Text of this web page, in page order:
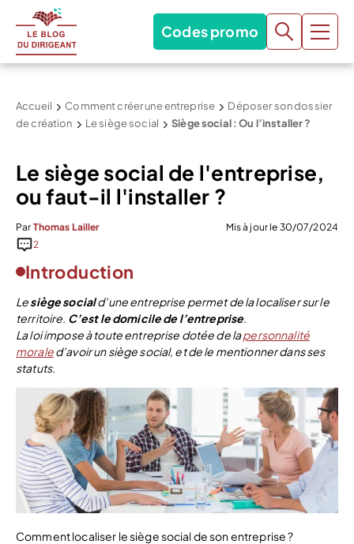
Codes promo
Accueil Comment créer une entreprise
Déposer son dossier
de création
Le siège social Siège social : Ou l’installer ?
Le siège social de l'entreprise,
ou faut-il l'installer ?
Par Thomas Lailler
Mis à jour le 30/07/2024
2
Introduction
Lesiège sociald’une entreprise permet de la localiser sur le
territoire. C’est le domicile de l’entreprise.
La loi impose à toute entreprise dotée de lapersonnalité
moraled’avoir un siège social, et de le mentionner dans ses
statuts.
Comment localiser le siège social de son entreprise ?